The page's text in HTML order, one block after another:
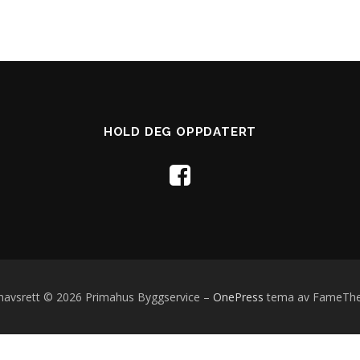
HOLD DEG OPPDATERT
© 2026 Primahus Byggservice – OnePress tema av